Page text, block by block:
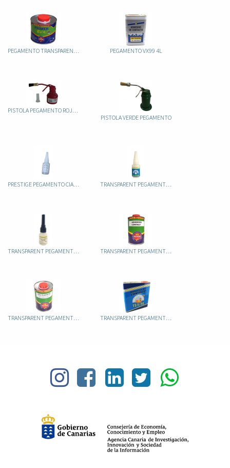
PEGAMENTO VX99 4L
PISTOLA VERDE PEGAMENTO